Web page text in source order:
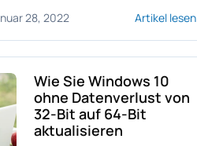
28, 2022 Artikel lesen
Wie Sie Windows 10
ohne Datenverlust von
32-Bit auf 64-Bit
aktualisieren